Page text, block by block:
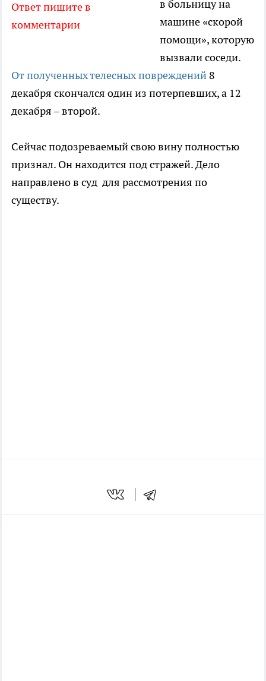
Ответ пишите в
комментарии
в больницу на
машине «скорой
помощи», которую
вызвали соседи.
От полученных телесных повреждений 8
декабря скончался один из потерпевших, а 12
декабря – второй.
Сейчас подозреваемый свою вину полностью
признал. Он находится под стражей. Дело
направлено в суд для рассмотрения по
существу.